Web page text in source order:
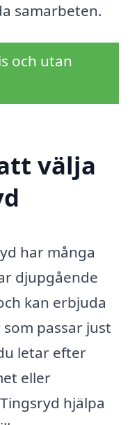
samarbeten.
och utan
välja
har många
djupgående
kan erbjuda
passar just
letar efter
eller
hjälpa